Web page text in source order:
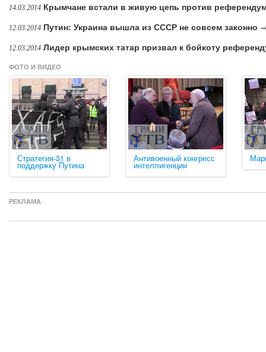
14.03.2014 Крымчане встали в живую цепь против
12.03.2014 Путин: Украина вышла из СССР не совсем законно
12.03.2014 Лидер крымских татар призвал к бойкоту
ФОТО И ВИДЕО
Стратегия-31 в
поддержку Путина
Антивоенный конгресс
интеллигенции
РЕКЛАМА